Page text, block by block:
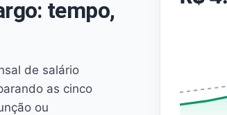
tempo,
de salário
as cinco
ou